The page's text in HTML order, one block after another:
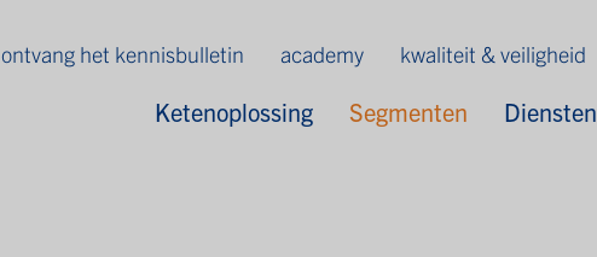
ontvang het kennisbulletin academy kwaliteit & veiligheid
Ketenoplossing Segmenten Diensten